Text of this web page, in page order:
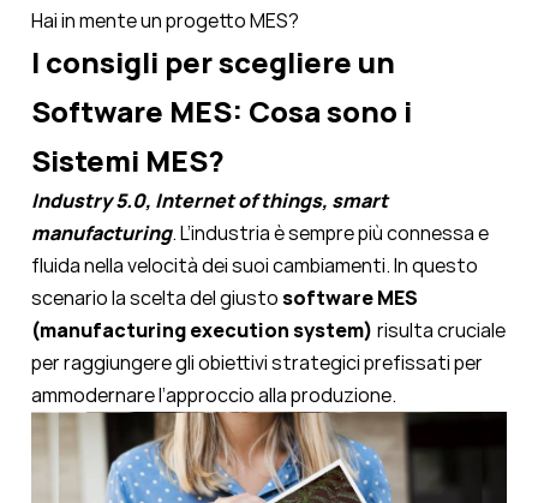
Hai in mente un progetto MES?
I consigli per scegliere un
Software MES: Cosa sono i
Sistemi MES?
Industry 5.0, Internet of things, smart
manufacturing.L’industria è sempre più connessa e
fluida nella velocità dei suoi cambiamenti. In questo
scenario la scelta del giustosoftware MES
(manufacturing execution system) risulta cruciale
per raggiungere gli obiettivi strategici prefissati per
ammodernare l’approccio alla produzione.